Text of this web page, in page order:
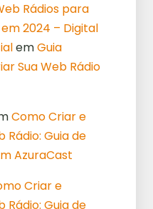
Rádios para
2024 – Digital
emGuia
Sua Web Rádio
Como Criar e
Rádio: Guia de
AzuraCast
Criar e
Rádio: Guia de